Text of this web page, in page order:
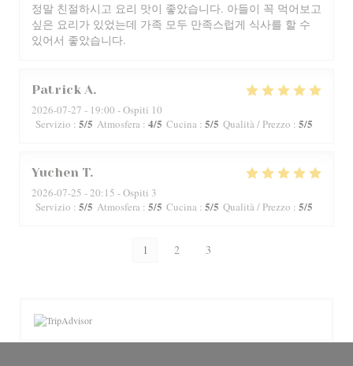
정말 친절하시고 요리 맛이 좋았습니다. 아들이 꼭 먹어보고
싶은 요리가 있었는데 가족 모두 만족스럽게 식사를 할 수
있어서 좋았습니다.
Patrick A
2026-07-27 - 19:00 - Ospiti 10
Servizio : 5/5 Atmosfera : 4/5 Cucina : 5/5 Qualità / Prezzo : 5/5
Yuchen T
2026-07-25 - 20:15 - Ospiti 3
Servizio : 5/5 Atmosfera : 5/5 Cucina : 5/5 Qualità / Prezzo : 5/5
1 2 3